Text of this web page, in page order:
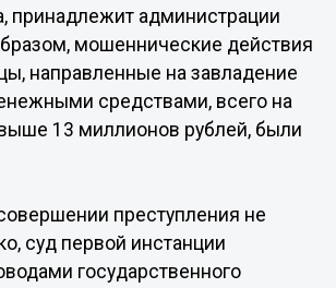
принадлежит администрации
мошеннические действия
направленные на завладение
средствами, всего на
13 миллионов рублей, были
преступления не
суд первой инстанции
государственного